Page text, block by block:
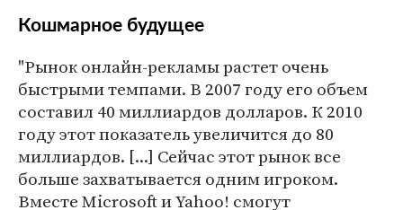
Кошмарное будущее
"Рынок онлайн-рекламы растет очень
быстрыми темпами. В 2007 году его объем
составил 40 миллиардов долларов. К 2010
году этот показатель увеличится до 80
миллиардов. [...] Сейчас этот рынок все
больше захватывается одним игроком.
Вместе Microsoft и Yahoo! смогут